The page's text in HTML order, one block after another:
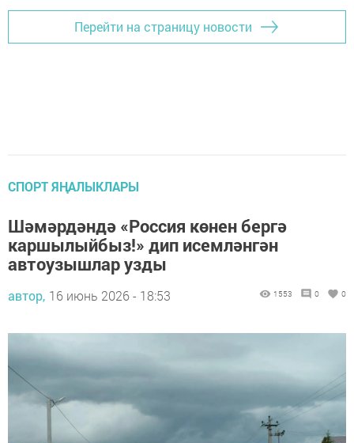
Перейти на страницу новости
СПОРТ ЯҢАЛЫКЛАРЫ
Шәмәрдәндә «Россия көнен бергә
каршылыйбыз!» дип исемләнгән
автоузышлар узды
автор, 16 июнь 2026 - 18:53 1553 0 0